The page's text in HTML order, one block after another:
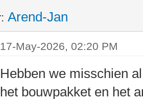
Arend-Jan
17-May-2026, 02:20 PM
Hebben we misschien
het bouwpakket en het